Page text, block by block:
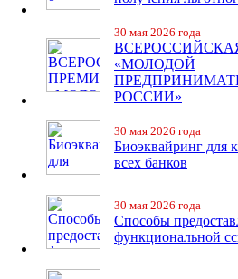
30 мая 2026 года
«МОЛОДОЙ
РОССИИ»
30 мая 2026 года
Биоэквайринг для
всех банков
30 мая 2026 года
Способы
функциональной